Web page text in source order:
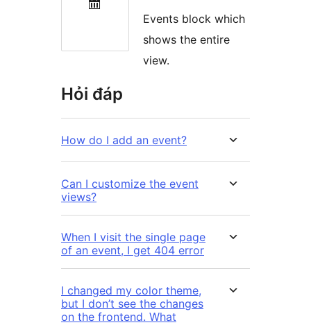
Events block which
shows the entire
view.
Hỏi đáp
How do I add an event?
Can I customize the event
views?
When I visit the single page
of an event, I get 404 error
I changed my color theme,
but I don’t see the changes
on the frontend. What